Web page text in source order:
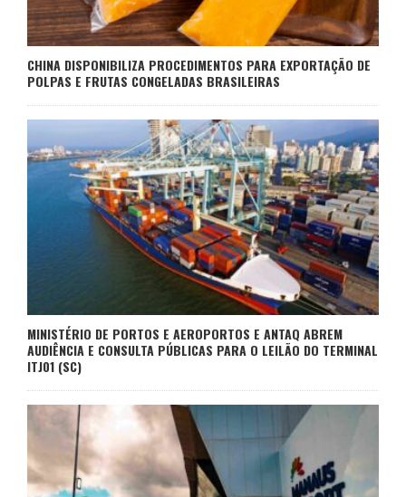
CHINA DISPONIBILIZA PROCEDIMENTOS PARA EXPORTAÇÃO DE
POLPAS E FRUTAS CONGELADAS BRASILEIRAS
MINISTÉRIO DE PORTOS E AEROPORTOS E ANTAQ ABREM
AUDIÊNCIA E CONSULTA PÚBLICAS PARA O LEILÃO DO TERMINAL
ITJ01 (SC)